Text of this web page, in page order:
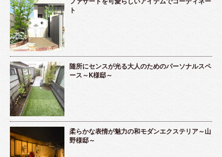
ト
随所にセンスが光る大人のためのパーソナルスペ
ース～K様邸～
柔らかな表情が魅力の和モダンエクステリア～山
野様邸～